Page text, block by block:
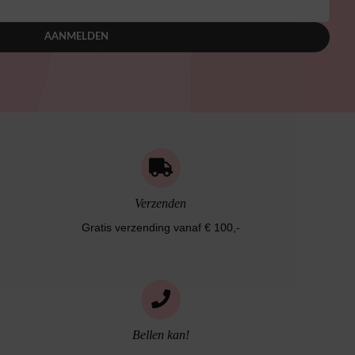
AANMELDEN
Verzenden
Gratis verzending vanaf € 100,-
Bellen kan!